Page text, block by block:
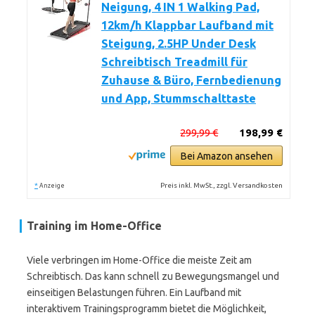
Neigung, 4 IN 1 Walking Pad,
12km/h Klappbar Laufband mit
Steigung, 2.5HP Under Desk
Schreibtisch Treadmill für
Zuhause & Büro, Fernbedienung
und App, Stummschalttaste
198,99 €
299,99 €
Bei Amazon ansehen
* Anzeige Preis inkl. MwSt., zzgl. Versandkosten
Training im Home-Office
Viele verbringen im Home-Office die meiste Zeit am
Schreibtisch. Das kann schnell zu Bewegungsmangel und
einseitigen Belastungen führen. Ein Laufband mit
interaktivem Trainingsprogramm bietet die Möglichkeit,